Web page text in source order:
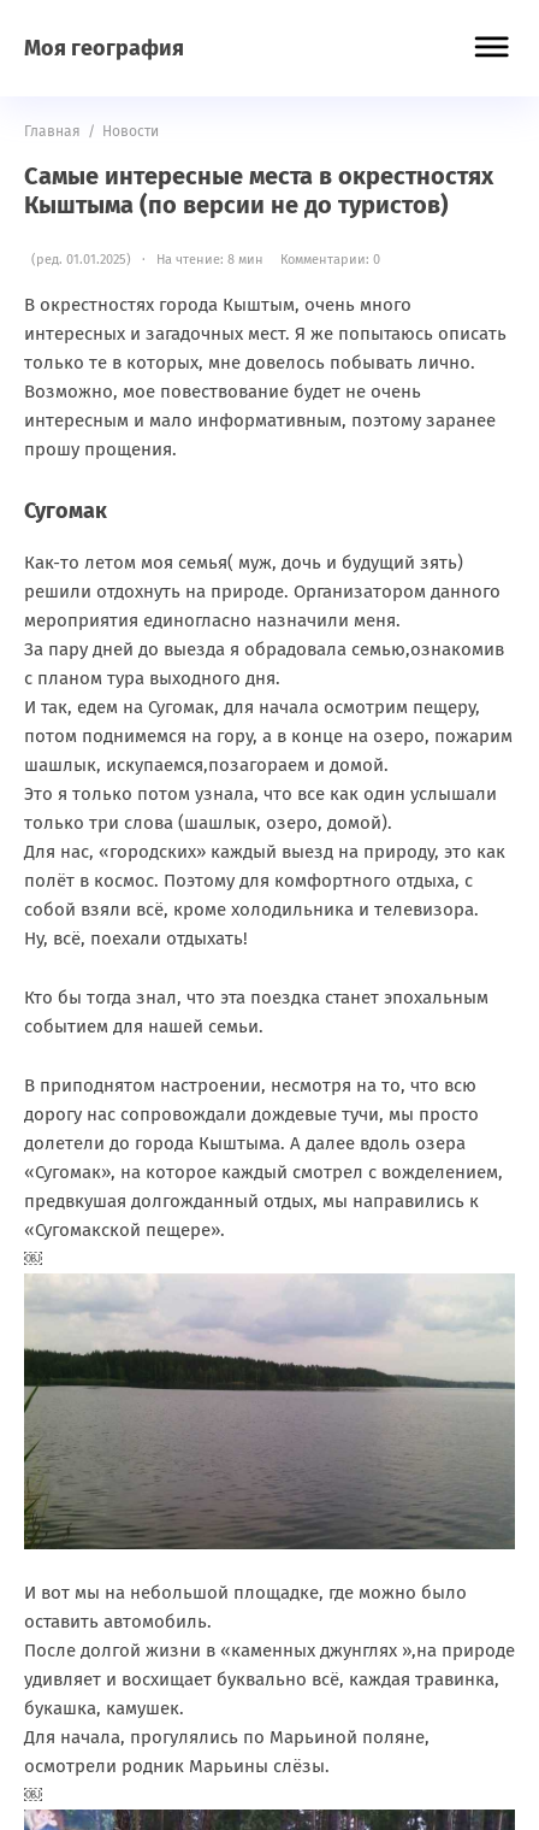
Моя география
Главная / Новости
Самые интересные места в окрестностях
Кыштыма (по версии не до туристов)
(ред. 01.01.2025) · На чтение: 8 мин Комментарии: 0
В окрестностях города Кыштым, очень много
интересных и загадочных мест. Я же попытаюсь описать
только те в которых, мне довелось побывать лично.
Возможно, мое повествование будет не очень
интересным и мало информативным, поэтому заранее
прошу прощения.
Сугомак
Как-то летом моя семья( муж, дочь и будущий зять)
решили отдохнуть на природе. Организатором данного
мероприятия единогласно назначили меня.
За пару дней до выезда я обрадовала семью,ознакомив
с планом тура выходного дня.
И так, едем на Сугомак, для начала осмотрим пещеру,
потом поднимемся на гору, а в конце на озеро, пожарим
шашлык, искупаемся,позагораем и домой.
Это я только потом узнала, что все как один услышали
только три слова (шашлык, озеро, домой).
Для нас, «городских» каждый выезд на природу, это как
полёт в космос. Поэтому для комфортного отдыха, с
собой взяли всё, кроме холодильника и телевизора.
Ну, всё, поехали отдыхать!
Кто бы тогда знал, что эта поездка станет эпохальным
событием для нашей семьи.
В приподнятом настроении, несмотря на то, что всю
дорогу нас сопровождали дождевые тучи, мы просто
долетели до города Кыштыма. А далее вдоль озера
«Сугомак», на которое каждый смотрел с вожделением,
предвкушая долгожданный отдых, мы направились к
«Сугомакской пещере».
￼
И вот мы на небольшой площадке, где можно было
оставить автомобиль.
После долгой жизни в «каменных джунглях »,на природе
удивляет и восхищает буквально всё, каждая травинка,
букашка, камушек.
Для начала, прогулялись по Марьиной поляне,
осмотрели родник Марьины слёзы.
￼